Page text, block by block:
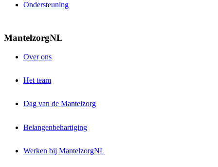
Ondersteuning
MantelzorgNL
Over ons
Het team
Dag van de Mantelzorg
Belangenbehartiging
Werken bij MantelzorgNL